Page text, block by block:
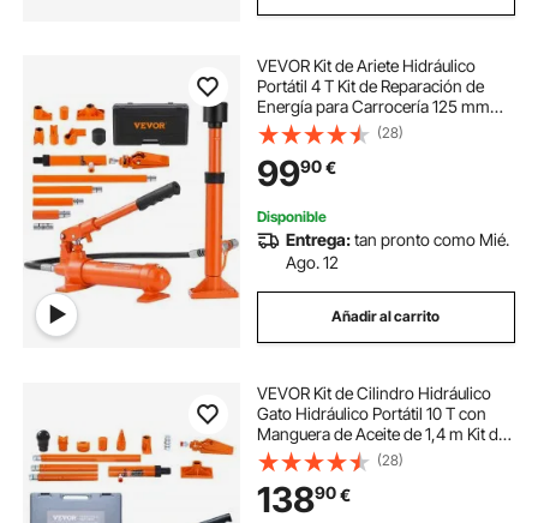
VEVOR Kit de Ariete Hidráulico
Portátil 4 T Kit de Reparación de
Energía para Carrocería 125 mm
Juego de Cilindros Hidráulicos con
4 Vástagos 80 a 415 mm para
Reparación de Coches
Construcción
(28)
9990€
Disponible
Entrega:tan pronto como Mié.
Ago. 12
Añadir al carrito
VEVOR Kit de Cilindro Hidráulico
Gato Hidráulico Portátil 10 T con
Manguera de Aceite de 1,4 m Kit de
Reparación de Marco de Carrocería
para Reparación de Automóviles,
Camiones, Granja, Naranja
(28)
13890€